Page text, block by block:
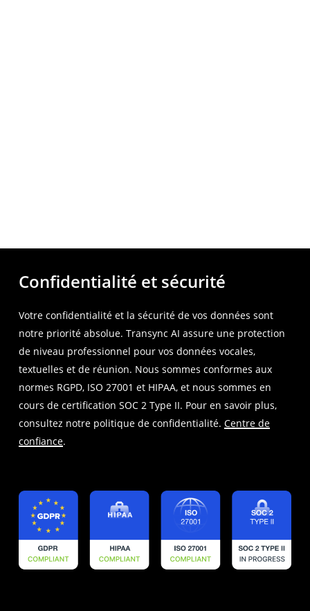
Confidentialité et sécurité
Votre confidentialité et la sécurité de vos données sont
notre priorité absolue. Transync AI assure une protection
de niveau professionnel pour vos données vocales,
textuelles et de réunion. Nous sommes conformes aux
normes RGPD, ISO 27001 et HIPAA, et nous sommes en
cours de certification SOC 2 Type II. Pour en savoir plus,
consultez notre politique de confidentialité. Centre de
confiance.